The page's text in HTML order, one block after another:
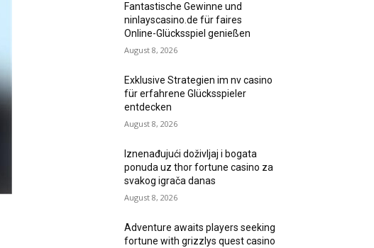
Fantastische Gewinne und
ninlayscasino.de für faires
Online-Glücksspiel genießen
August 8, 2026
Exklusive Strategien im nv casino
für erfahrene Glücksspieler
entdecken
August 8, 2026
Iznenađujući doživljaj i bogata
ponuda uz thor fortune casino za
svakog igrača danas
August 8, 2026
Adventure awaits players seeking
fortune with grizzlys quest casino